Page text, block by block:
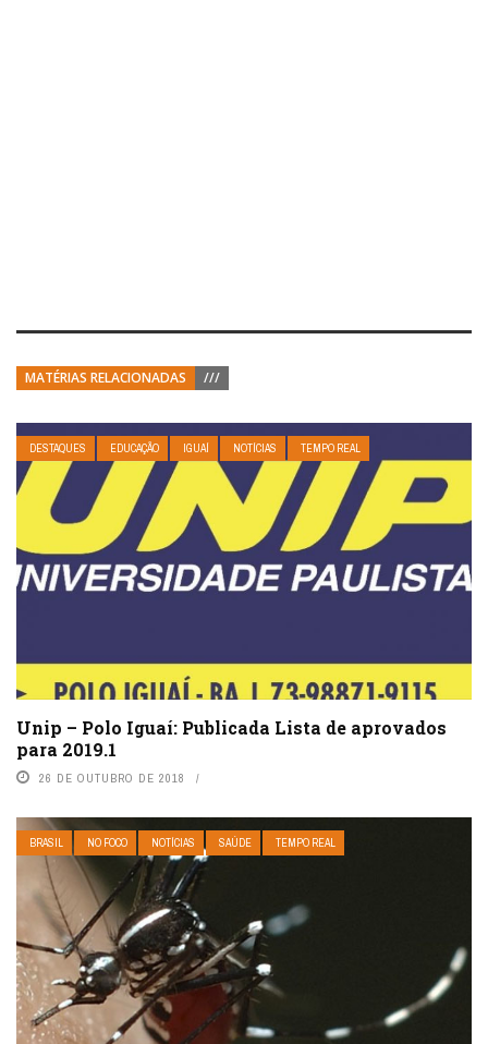
MATÉRIAS RELACIONADAS ///
DESTAQUES EDUCAÇÃO IGUAÍ NOTÍCIAS TEMPO REAL
Unip – Polo Iguaí: Publicada Lista de aprovados
para 2019.1
26 DE OUTUBRO DE 2018
BRASIL NO FOCO NOTÍCIAS SAÚDE TEMPO REAL